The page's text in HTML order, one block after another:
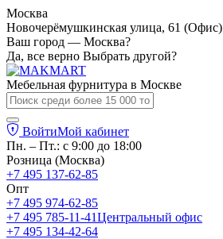
Москва
Новочерёмушкинская улица, 61 (Офис)
Ваш город — Москва?
Да, все верно Выбрать другой?
Мебельная фурнитура в Москве
ВойтиМой кабинет
Пн. – Пт.: с 9:00 до 18:00
Розница (Москва)
+7 495 137-62-85
Опт
+7 495 974-62-85
+7 495 785-11-41Центральный офис
+7 495 134-42-64